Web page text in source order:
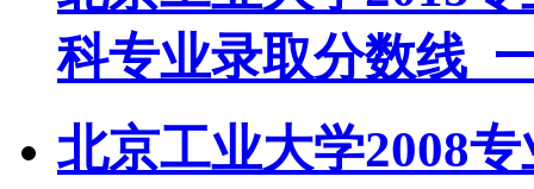
科专业录取分数线_
北京工业大学2008